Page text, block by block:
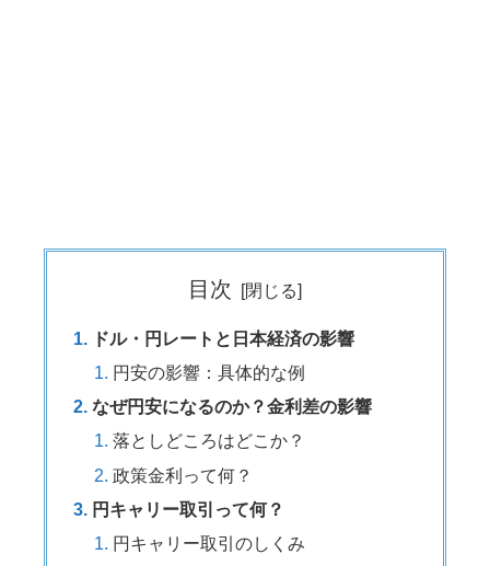
目次
ドル・円レートと日本経済の影響
円安の影響：具体的な例
なぜ円安になるのか？金利差の影響
落としどころはどこか？
政策金利って何？
円キャリー取引って何？
円キャリー取引のしくみ